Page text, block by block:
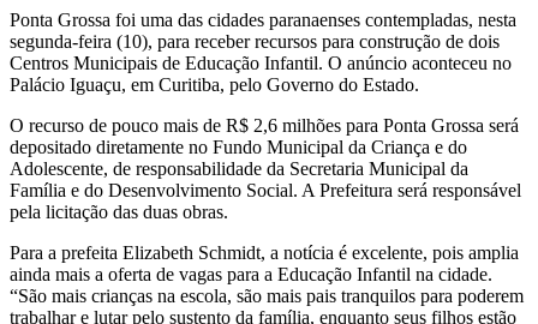
Ponta Grossa foi uma das cidades paranaenses contempladas, nesta
segunda-feira (10), para receber recursos para construção de dois
Centros Municipais de Educação Infantil. O anúncio aconteceu no
Palácio Iguaçu, em Curitiba, pelo Governo do Estado.
O recurso de pouco mais de R$ 2,6 milhões para Ponta Grossa será
depositado diretamente no Fundo Municipal da Criança e do
Adolescente, de responsabilidade da Secretaria Municipal da
Família e do Desenvolvimento Social. A Prefeitura será responsável
pela licitação das duas obras.
Para a prefeita Elizabeth Schmidt, a notícia é excelente, pois amplia
ainda mais a oferta de vagas para a Educação Infantil na cidade.
“São mais crianças na escola, são mais pais tranquilos para poderem
trabalhar e lutar pelo sustento da família, enquanto seus filhos estão